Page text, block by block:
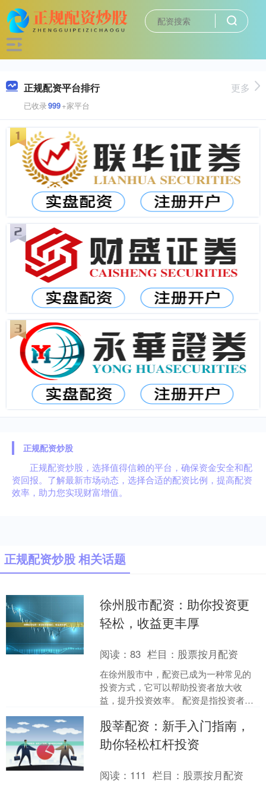
正规配资平台排行
已收录999+家平台
更多
正规配资炒股
正规配资炒股，选择值得信赖的平台，确保资金安全和配
资回报。了解最新市场动态，选择合适的配资比例，提高配资
效率，助力您实现财富增值。
正规配资炒股 相关话题
徐州股市配资：助你投资更
轻松，收益更丰厚
阅读：83 栏目： 股票按月配资
在徐州股市中，配资已成为一种常见的
投资方式，它可以帮助投资者放大收
益，提升投资效率。 配资是指投资者向
他金融产品。配资公司通常....
股莘配资：新手入门指南，
助你轻松杠杆投资
阅读： 111 栏目： 股票按月配资